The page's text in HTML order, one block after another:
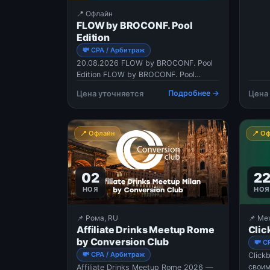
📍 Офлайн
FLOW by BROCONF. Pool
Edition
💸 CPA / Арбитраж
20.08.2026 FLOW by BROCONF. Pool
Edition FLOW by BROCONF. Pool
community-событий для affiliate-
индустрии от карточного сервиса
MyBrocard, где главный акцент
сделан на живом общении,
нетворкинге и новых знакомствах в
неформа
Цена уточняется Подробнее →
на
Цена
📍 Офлайн
02
НОЯ
📌 Рома, RU
Affiliate Drinks Meetup Rome
by Conversion Club
💸 CPA / Арбитраж
Affiliate Drinks Meetup Rome 2026 —
📍
22
НОЯ
📌
💸